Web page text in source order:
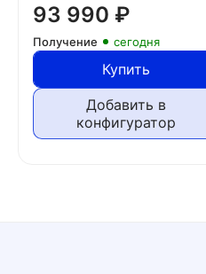
93 990 ₽
Получение сегодня
Купить
Добавить в
конфигуратор